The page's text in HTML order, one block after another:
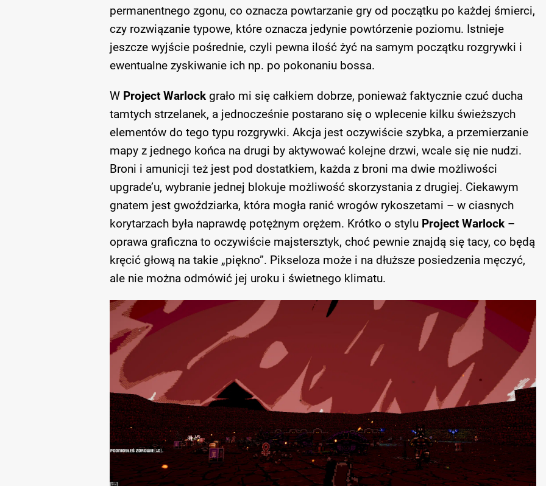
permanentnego zgonu, co oznacza powtarzanie gry od początku po każdej śmierci,
czy rozwiązanie typowe, które oznacza jedynie powtórzenie poziomu. Istnieje
jeszcze wyjście pośrednie, czyli pewna ilość żyć na samym początku rozgrywki i
ewentualne zyskiwanie ich np. po pokonaniu bossa.
W Project Warlock grało mi się całkiem dobrze, ponieważ faktycznie czuć ducha
tamtych strzelanek, a jednocześnie postarano się o wplecenie kilku świeższych
elementów do tego typu rozgrywki. Akcja jest oczywiście szybka, a przemierzanie
mapy z jednego końca na drugi by aktywować kolejne drzwi, wcale się nie nudzi.
Broni i amunicji też jest pod dostatkiem, każda z broni ma dwie możliwości
upgrade’u, wybranie jednej blokuje możliwość skorzystania z drugiej. Ciekawym
gnatem jest gwoździarka, która mogła ranić wrogów rykoszetami – w ciasnych
korytarzach była naprawdę potężnym orężem. Krótko o stylu Project Warlock–
oprawa graficzna to oczywiście majstersztyk, choć pewnie znajdą się tacy, co będą
kręcić głową na takie „piękno”. Pikseloza może i na dłuższe posiedzenia męczyć,
ale nie można odmówić jej uroku i świetnego klimatu.